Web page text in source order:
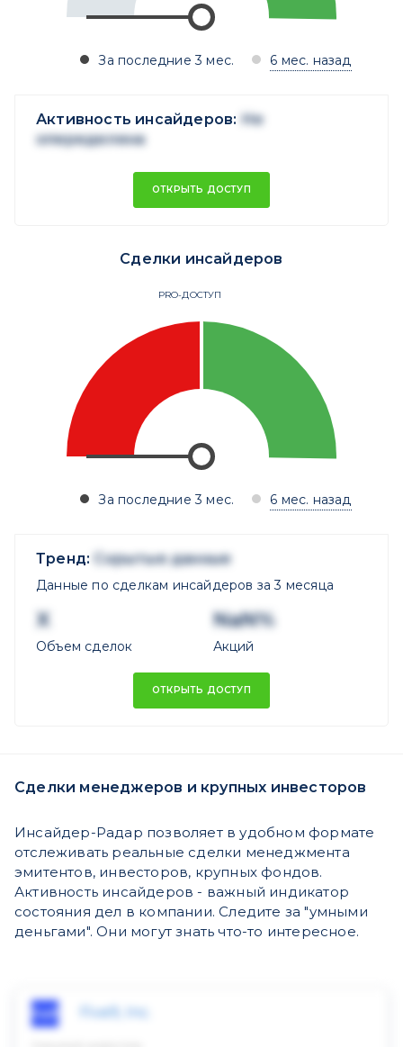
За последние 3 мес. 6 мес. назад
Активность инсайдеров: Не
опеределена
ОТКРЫТЬ ДОСТУП
Сделки инсайдеров
PRO-ДОСТУП
За последние 3 мес. 6 мес. назад
Тренд: Скрытые данные
Данные по сделкам инсайдеров за 3 месяца
X
Объем сделок
NaN%
Акций
ОТКРЫТЬ ДОСТУП
Сделки менеджеров и крупных инвесторов
Инсайдер-Радар позволяет в удобном формате
отслеживать реальные сделки менеджмента
эмитентов, инвесторов, крупных фондов.
Активность инсайдеров - важный индикатор
состояния дел в компании. Следите за "умными
деньгами". Они могут знать что-то интересное.
Five9, Inc.